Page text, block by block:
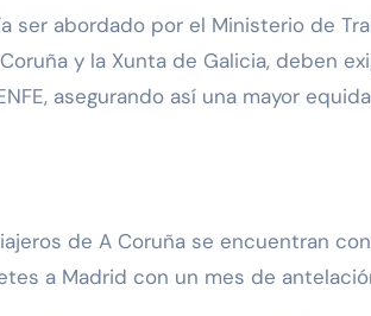
abordado por el Ministerio de
y la Xunta de Galicia, deben
asegurando así una mayor
de A Coruña se encuentran
a Madrid con un mes de